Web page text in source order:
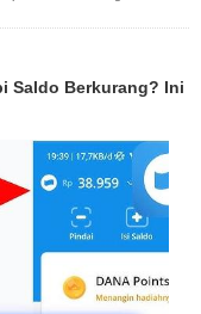
Saldo Berkurang? Ini